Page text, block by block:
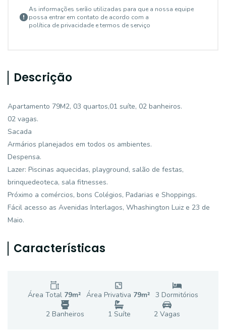
As informações serão utilizadas para que a nossa equipe
possa entrar em contato de acordo com a
política de privacidade e termos de serviço
Descrição
Apartamento 79M2, 03 quartos,01 suíte, 02 banheiros.
02 vagas.
Sacada
Armários planejados em todos os ambientes.
Despensa.
Lazer: Piscinas aquecidas, playground, salão de festas,
brinquedeoteca, sala fitnesses.
Próximo a comércios, bons Colégios, Padarias e Shoppings.
Fácil acesso as Avenidas Interlagos, Whashington Luiz e 23 de
Maio.
Características
Área Total 79m² Área Privativa 79m² 3 Dormitórios
2 Banheiros 1 Suíte 2Vagas